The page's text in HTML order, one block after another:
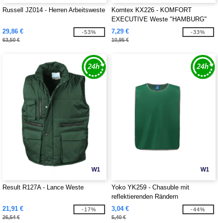
Russell JZ014 - Herren Arbeitsweste
29,86 €
63,50 €
-53%
Korntex KX226 - KOMFORT
EXECUTIVE Weste "HAMBURG"
7,29 €
10,95 €
-33%
W1
Result R127A - Lance Weste
21,91 €
26,54 €
-17%
W1
Yoko YK259 - Chasuble mit
reflektierenden Rändern
3,04 €
5,40 €
-44%